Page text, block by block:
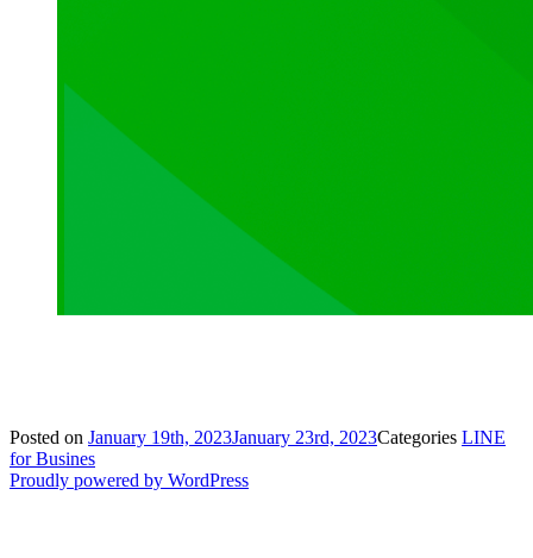
Posted on January 19th, 2023January 23rd, 2023Categories LINE
for Busines
Proudly powered by WordPress